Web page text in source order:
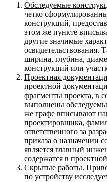
Обследуемые
четко
конструкций,
этом же пункте
другие значимые
освидетельствования.
ширина, глубина,
конструкций или
Проектная
проектной
фрагменты проекта, в
выполнены
же графе вписывают
проектировщика,
ответственного за
приказа о назначении
является главный
содержатся в
Скрытые работы.
по устройству